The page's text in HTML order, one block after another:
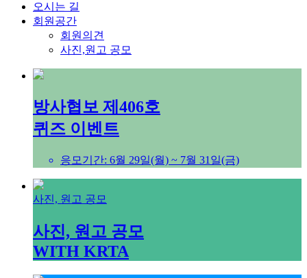
오시는 길
회원공간
회원의견
사진,원고 공모
방사협보 제406호
퀴즈 이벤트
응모기간: 6월 29일(월) ~ 7월 31일(금)
사진, 원고 공모
사진, 원고 공모
WITH KRTA